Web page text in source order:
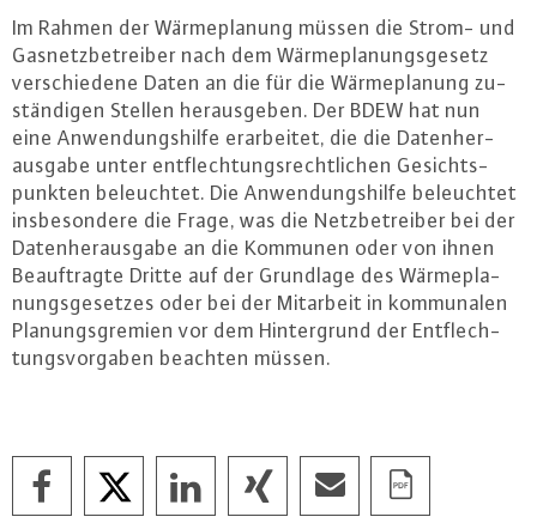
Im Rahmen der Wär­me­pla­nung müssen die Strom- und
Gas­netz­be­trei­ber nach dem Wär­me­pla­nungs­ge­setz
ver­schie­de­ne Daten an die für die Wär­me­pla­nung zu­
stän­di­gen Stellen her­aus­ge­ben. Der BDEW hat nun
eine An­wen­dungs­hil­fe er­ar­bei­tet, die die Da­ten­her­
aus­ga­be unter ent­flech­tungs­recht­li­chen Ge­sichts­
punk­ten be­leuch­tet. Die An­wen­dungs­hil­fe be­leuch­tet
ins­be­son­de­re die Frage, was die Netz­be­trei­ber bei der
Da­ten­her­aus­ga­be an die Kommunen oder von ihnen
Be­auf­trag­te Dritte auf der Grundlage des Wär­me­pla­
nungs­ge­set­zes oder bei der Mitarbeit in kom­mu­na­len
Pla­nungs­gre­mi­en vor dem Hin­ter­grund der Ent­flech­
tungs­vor­ga­ben beachten müssen.